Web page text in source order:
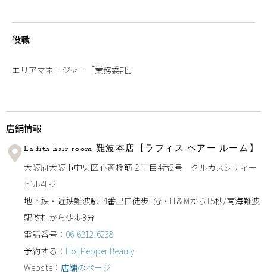
役職
エリアマネージャー「業務委託」
店舗情報
La fith hair room 難波本店【ラフィス ヘアー ルーム】
大阪府大阪市中央区心斎橋筋２丁目4番2号 グルカスシティー
ビル4F-2
地下鉄・近鉄難波駅14番出口徒歩1分・H＆Mから15秒/南海難波
駅改札から徒歩3分
電話番号： 06-6212-6238
予約する： Hot Pepper Beauty
Website： 店舗のページ